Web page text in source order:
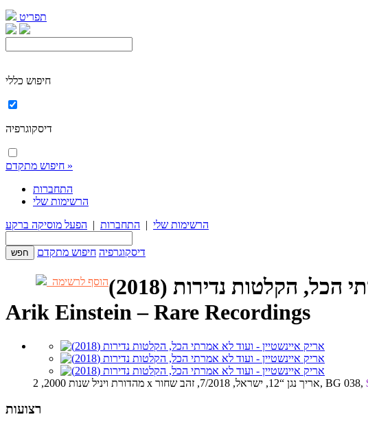
תפריט
חיפוש כללי
חיפוש מתקדם »
התחברות
הרשימות שלי
הרשימות שלי | התחברות | הפעל מוסיקה ברקע
דיסקוגרפיה חיפוש מתקדם
הוסף לרשימה
הקלטות נדירות (2018)
Arik Einstein – Rare Recordings
רצועות